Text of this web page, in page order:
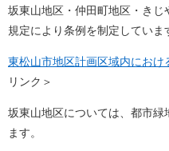
坂東山地区・仲田町地区・き
規定により条例を制定していま
東松山市地区計画区域内におけ
リンク＞
坂東山地区については、都市
ます。